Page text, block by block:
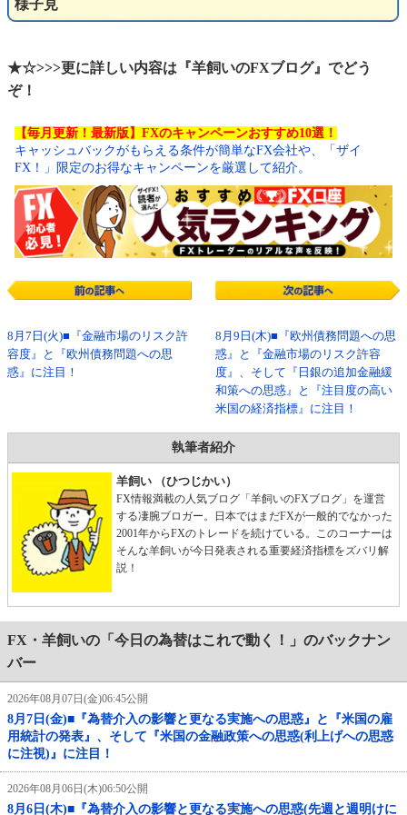
様子見
★☆>>>更に詳しい内容は『羊飼いのFXブログ』でどう
ぞ！
【毎月更新！最新版】FXのキャンペーンおすすめ10選！
キャッシュバックがもらえる条件が簡単なFX会社や、「ザイ
FX！」限定のお得なキャンペーンを厳選して紹介。
8月7日(火)■『金融市場のリスク許
容度』と『欧州債務問題への思
惑』に注目！
8月9日(木)■『欧州債務問題への思
惑』と『金融市場のリスク許容
度』、そして『日銀の追加金融緩
和策への思惑』と『注目度の高い
米国の経済指標』に注目！
執筆者紹介
羊飼い （ひつじかい）
FX情報満載の人気ブログ「羊飼いのFXブログ」を運営
する凄腕ブロガー。日本ではまだFXが一般的でなかった
2001年からFXのトレードを続けている。このコーナーは
そんな羊飼いが今日発表される重要経済指標をズバリ解
説！
FX・羊飼いの「今日の為替はこれで動く！」のバックナン
バー
2026年08月07日(金)06:45公開
8月7日(金)■『為替介入の影響と更なる実施への思惑』と『米国の雇
用統計の発表』、そして『米国の金融政策への思惑(利上げへの思惑
に注視)』に注目！
2026年08月06日(木)06:50公開
8月6日(木)■『為替介入の影響と更なる実施への思惑(先週と週明けに